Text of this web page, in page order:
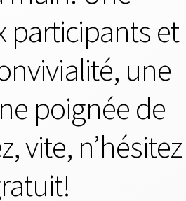
participants et
une
poignée de
vite, n’hésitez